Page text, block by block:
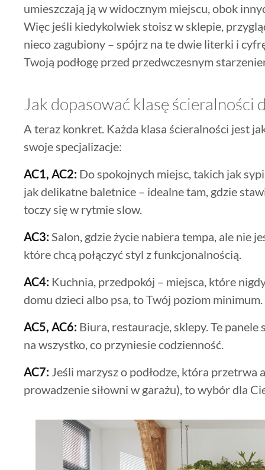
umieszczają ją w widocznym miejscu, obok
Więc jeśli kiedykolwiek stoisz w sklepie,
nieco zagubiony – spójrz na te dwie literki i
Twoją podłogę przed przedwczesnym
Jak dopasować klasę ścieralności
A teraz konkret. Każda klasa ścieralności jest
swoje specjalizacje:
AC1, AC2: Do spokojnych miejsc, takich jak
jak delikatne baletnice – idealne tam, gdzie
toczy się w rytmie slow.
AC3:Salon, gdzie życie nabiera tempa, ale nie
które chcą połączyć styl z funkcjonalnością.
AC4: Kuchnia, przedpokój – miejsca, które
domu dzieci albo psa, to Twój poziom minimum.
AC5, AC6: Biura, restauracje, sklepy. Te
na wszystko, co przyniesie codzienność.
AC7: Jeśli marzysz o podłodze, która przetrwa
prowadzenie siłowni w garażu), to wybór dla